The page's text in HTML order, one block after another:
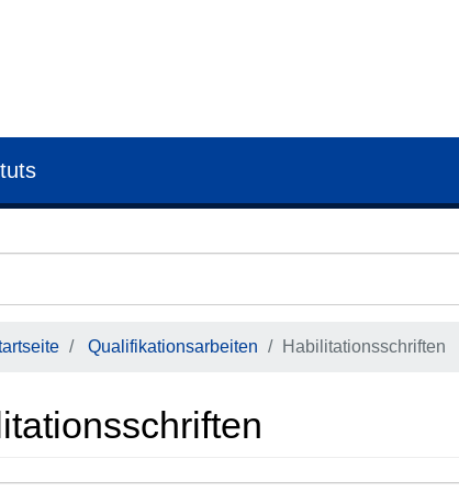
Qualifikationsarbeiten Habilitationsschriften